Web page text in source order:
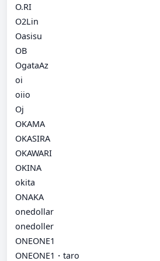
O.RI
O2Lin
Oasisu
OB
OgataAz
oi
oiio
Oj
OKAMA
OKASIRA
OKAWARI
OKINA
okita
ONAKA
onedollar
onedoller
ONEONE1
ONEONE1・taro